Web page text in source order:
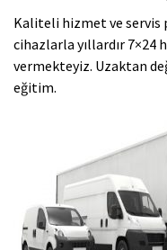
Kaliteli hizmet ve servis
cihazlarla yıllardır
vermekteyiz. Uzaktan
eğitim.